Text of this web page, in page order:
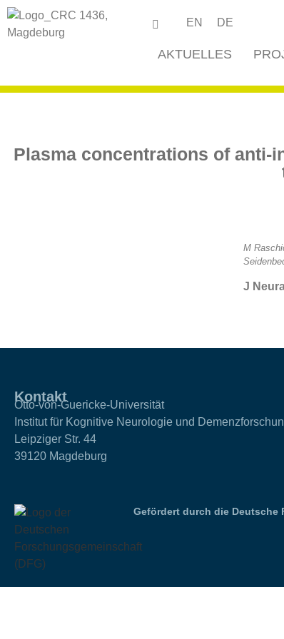
EN DE
AKTUELLES
Plasma concentrations of anti-
M
J
Kontakt
Otto-von-Guericke-Universität
Institut für Kognitive Neurologie und
Leipziger Str. 44
39120 Magdeburg
Gefördert durch die Deutsche